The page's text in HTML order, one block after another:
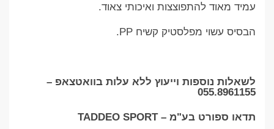
עמיד מאוד להתפוצצות ואיכותי צאוד.
הבסיס עשוי מפלסטיק קשיח PP.
לשאלות נוספות וייעוץ ללא עלות בוואטצאפ –
055.8961155
תדאו ספורט בע"מ – TADDEO SPORT